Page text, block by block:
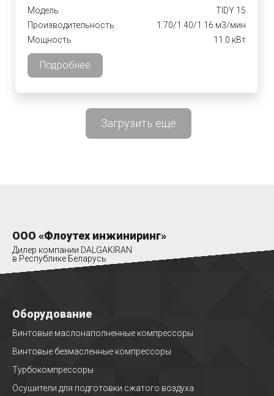
Модель
TIDY 15
Производительность
1.70/1.40/1.16 м3/мин
Мощность
11.0 кВт
Подробнее
Загрузить ещё
ООО «Флоутех инжиниринг»
Дилер компании DALGAKIRAN
в Республике Беларусь
Оборудование
Винтовые маслонаполненные компрессоры
Винтовые безмасленные компрессоры
Турбокомпрессоры
Осушители для подготовки сжатого воздуха